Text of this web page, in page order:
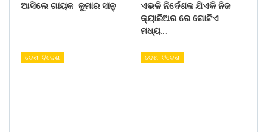
ଆସିଲେ ଗାୟକ କୁମାର ସାନୁ
ଏଭଳି ନିର୍ଦେଶକ ଯିଏକି ନିଜ
କ୍ୟାରିଅର ରେ ଗୋଟିଏ
ମଧ୍ୟ…
ଦେଶ- ବିଦେଶ ଦେଶ- ବିଦେଶ